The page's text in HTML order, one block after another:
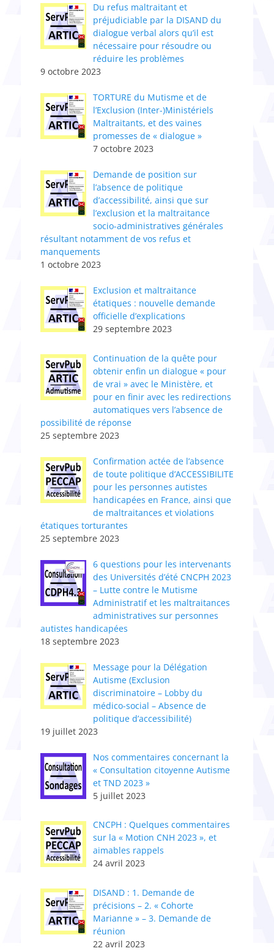
Du refus maltraitant et
préjudiciable par la DISAND du
dialogue verbal alors qu’il est
nécessaire pour résoudre ou
réduire les problèmes
9 octobre 2023
TORTURE du Mutisme et de
l’Exclusion (Inter-)Ministériels
Maltraitants, et des vaines
promesses de « dialogue »
7 octobre 2023
Demande de position sur
l’absence de politique
d’accessibilité, ainsi que sur
l’exclusion et la maltraitance
socio-administratives générales
résultant notamment de vos refus et
manquements
1 octobre 2023
Exclusion et maltraitance
étatiques : nouvelle demande
officielle d’explications
29 septembre 2023
Continuation de la quête pour
obtenir enfin un dialogue « pour
de vrai » avec le Ministère, et
pour en finir avec les redirections
automatiques vers l’absence de
possibilité de réponse
25 septembre 2023
Confirmation actée de l’absence
de toute politique d’ACCESSIBILITE
pour les personnes autistes
handicapées en France, ainsi que
de maltraitances et violations
étatiques torturantes
25 septembre 2023
6 questions pour les intervenants
des Universités d’été CNCPH 2023
– Lutte contre le Mutisme
Administratif et les maltraitances
administratives sur personnes
autistes handicapées
18 septembre 2023
Message pour la Délégation
Autisme (Exclusion
discriminatoire – Lobby du
médico-social – Absence de
politique d’accessibilité)
19 juillet 2023
Nos commentaires concernant la
« Consultation citoyenne Autisme
et TND 2023 »
5 juillet 2023
CNCPH : Quelques commentaires
sur la « Motion CNH 2023 », et
aimables rappels
24 avril 2023
DISAND : 1. Demande de
précisions – 2. « Cohorte
Marianne » – 3. Demande de
réunion
22 avril 2023